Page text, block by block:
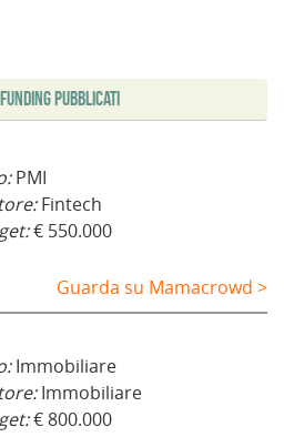
Pubblicati
PMI
Fintech
€ 550.000
Guarda su Mamacrowd >
Immobiliare
Immobiliare
€ 800.000